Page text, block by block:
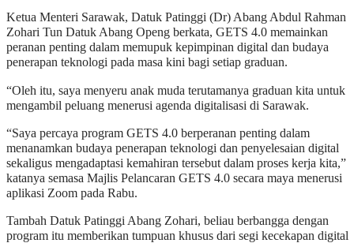
Ketua Menteri Sarawak, Datuk Patinggi (Dr) Abang Abdul Rahman
Zohari Tun Datuk Abang Openg berkata, GETS 4.0 memainkan
peranan penting dalam memupuk kepimpinan digital dan budaya
penerapan teknologi pada masa kini bagi setiap graduan.
“Oleh itu, saya menyeru anak muda terutamanya graduan kita untuk
mengambil peluang menerusi agenda digitalisasi di Sarawak.
“Saya percaya program GETS 4.0 berperanan penting dalam
menanamkan budaya penerapan teknologi dan penyelesaian digital
sekaligus mengadaptasi kemahiran tersebut dalam proses kerja kita,”
katanya semasa Majlis Pelancaran GETS 4.0 secara maya menerusi
aplikasi Zoom pada Rabu.
Tambah Datuk Patinggi Abang Zohari, beliau berbangga dengan
program itu memberikan tumpuan khusus dari segi kecekapan digital